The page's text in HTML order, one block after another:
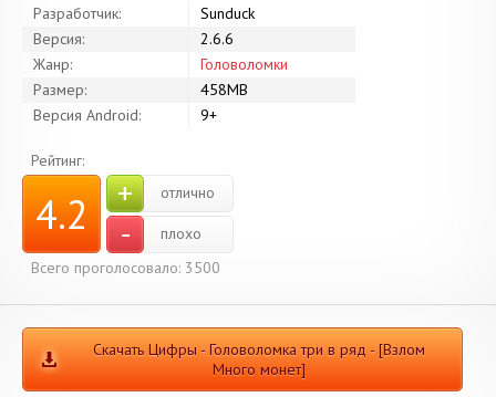
Разработчик:
Sunduсk
Версия:
2.6.6
Жанр:
Головоломки
Размер:
458MB
Версия Android:
9+
Рейтинг:
4.2 + отлично
-
плохо
Всего проголосовало: 3500
Скачать Цифры - Головоломка три в ряд - [Взлом
Много монет]